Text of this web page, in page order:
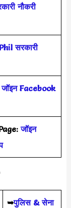
नौकरी
सरकारी
जॉइन Facebook
जॉइन
➥पुलिस & सेना